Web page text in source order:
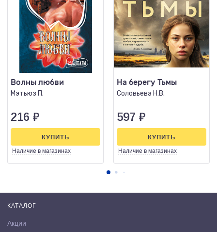
Волны любви
Мэтьюз П.
216 ₽
Наличие в магазинах
КУПИТЬ
На берегу Тьмы
Соловьева Н.В.
597 ₽
Наличие в магазинах
КУПИТЬ
КАТАЛОГ
Акции